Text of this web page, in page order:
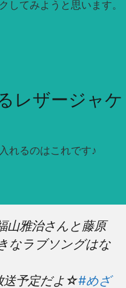
してみようと思います。
レザージャケ
れるのはこれです♪
山雅治さんと藤原
なラブソングはな
送予定だよ☆#めざ